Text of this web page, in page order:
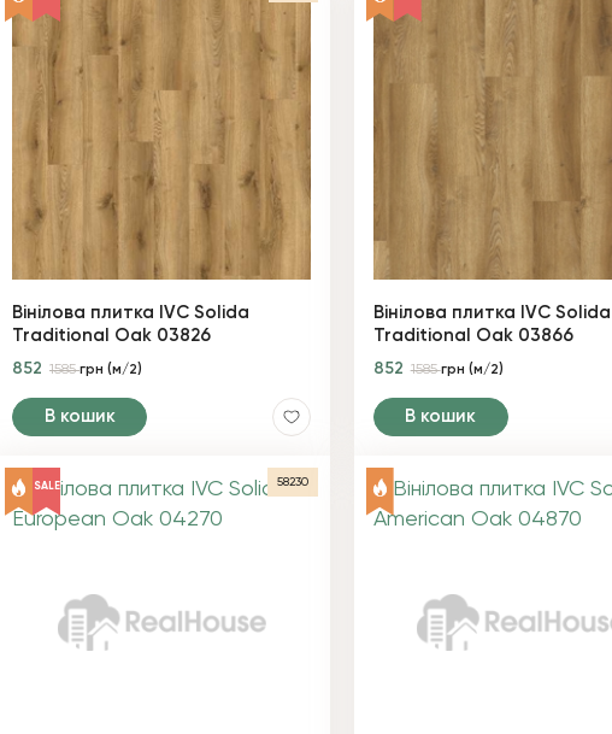
Вінілова плитка IVC Solida
Traditional Oak 03826
852 1585грн (м/2)
В кошик
Вінілова плитка IVC Solida
Traditional Oak 03866
852 1585грн (м/2)
В кошик
SALE 58230